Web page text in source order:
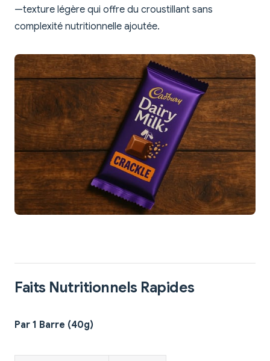
—texture légère qui offre du croustillant sans
complexité nutritionnelle ajoutée.
Faits Nutritionnels Rapides
Par 1 Barre (40g)